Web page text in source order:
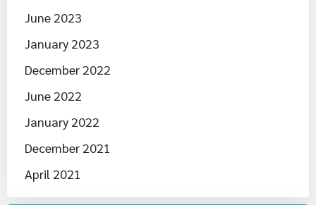
June 2023
January 2023
December 2022
June 2022
January 2022
December 2021
April 2021